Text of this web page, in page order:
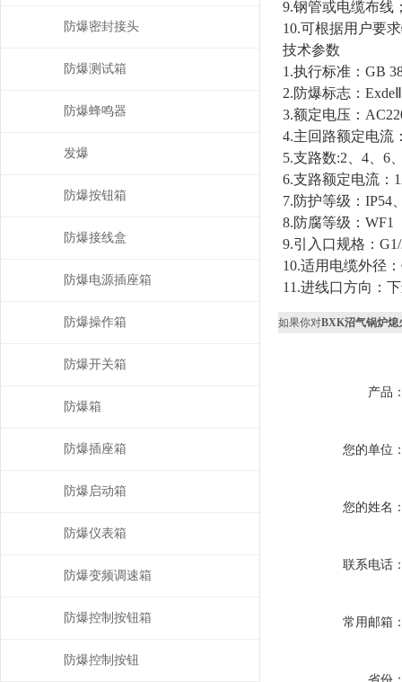
9.钢管或电缆布线
10.可根据用户要
技术参数
1.执行标准：GB
2.防爆标志：
3.额定电压：
4.主回路额定电流
5.支路数:2、4、6
6.支路额定电流：
7.防护等级：IP54
8.防腐等级：WF1
9.引入口规格：
10.适用电缆外径
11.进线口方向：
如果你对BXK沼气锅炉熄
产品
您的单位
您的姓名
联系电话
常用邮箱
防爆密封接头
防爆测试箱
防爆蜂鸣器
发爆
防爆按钮箱
防爆接线盒
防爆电源插座箱
防爆操作箱
防爆开关箱
防爆箱
防爆插座箱
防爆启动箱
防爆仪表箱
防爆变频调速箱
防爆控制按钮箱
防爆控制按钮